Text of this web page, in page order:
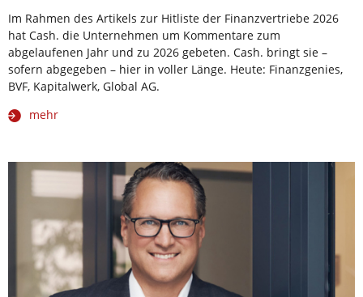
Im Rahmen des Artikels zur Hitliste der Finanzvertriebe 2026
hat Cash. die Unternehmen um Kommentare zum
abgelaufenen Jahr und zu 2026 gebeten. Cash. bringt sie –
sofern abgegeben – hier in voller Länge. Heute: Finanzgenies,
BVF, Kapitalwerk, Global AG.
mehr